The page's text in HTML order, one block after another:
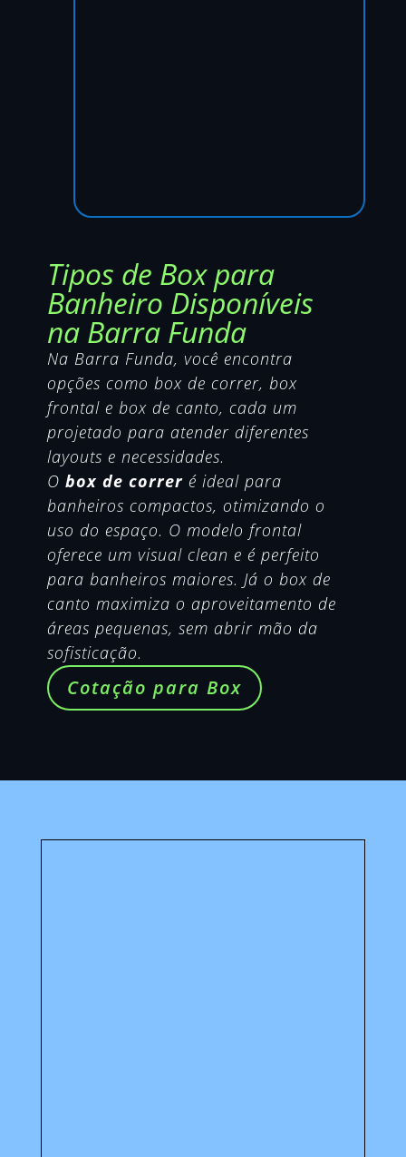
Tipos de Box para
Banheiro Disponíveis
na Barra Funda
Na Barra Funda, você encontra
opções como box de correr, box
frontal e box de canto, cada um
projetado para atender diferentes
layouts e necessidades.
O box de correré ideal para
banheiros compactos, otimizando o
uso do espaço. O modelo frontal
oferece um visual clean e é perfeito
para banheiros maiores. Já o box de
canto maximiza o aproveitamento de
áreas pequenas, sem abrir mão da
sofisticação.
Cotação para Box